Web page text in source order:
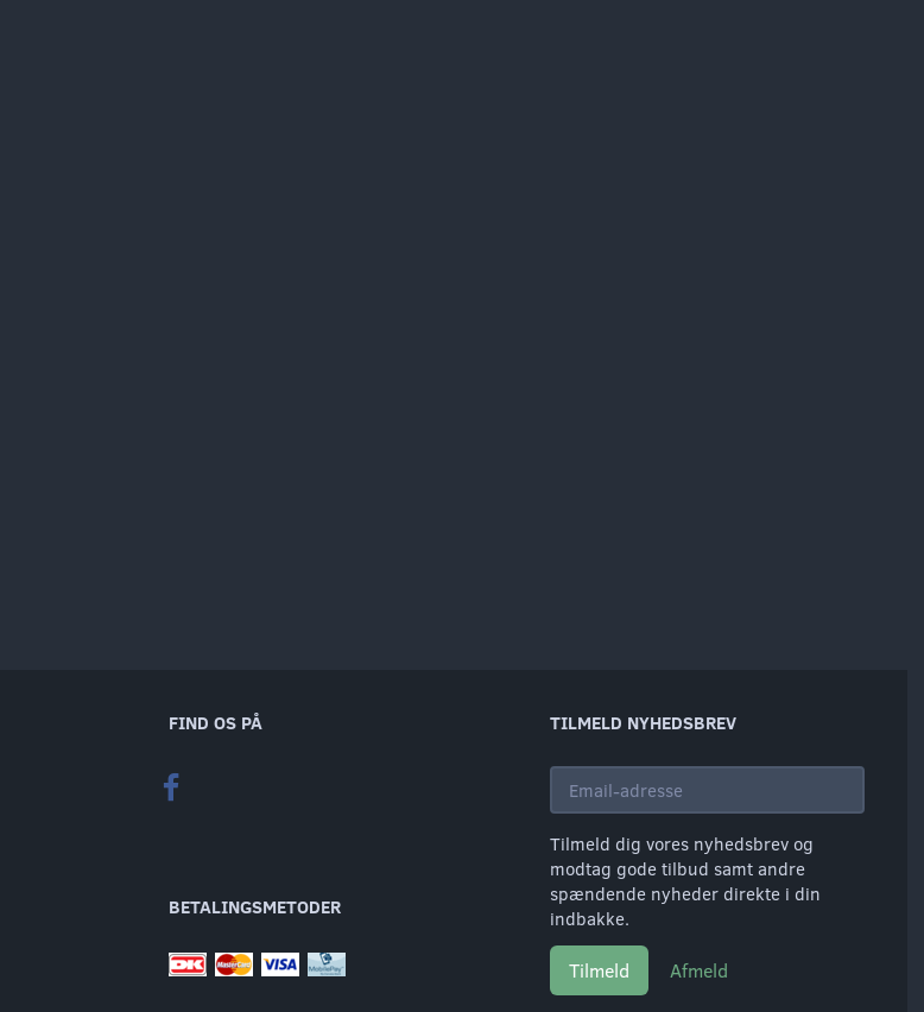
FIND OS PÅ
BETALINGSMETODER
TILMELD NYHEDSBREV
adresse
Tilmeld dig vores nyhedsbrev og
modtag gode tilbud samt andre
spændende nyheder direkte i din
indbakke.
Tilmeld Afmeld